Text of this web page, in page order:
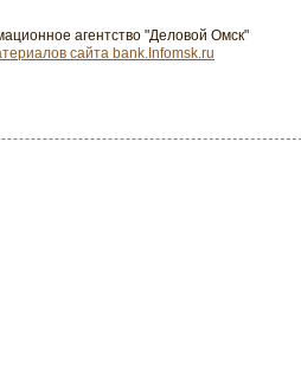
агентство "Деловой Омск"
сайта bank.Infomsk.ru